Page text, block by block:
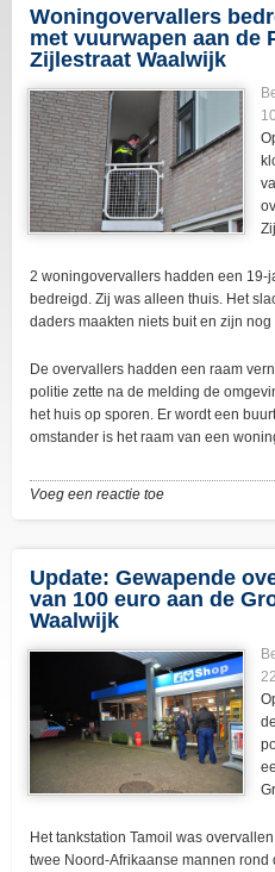
Woningovervallers
met vuurwapen aan de
Zijlestraat Waalwijk
2 woningovervallers hadden een 19-
bedreigd. Zij was alleen thuis. Het
daders maakten niets buit en zijn
De overvallers hadden een raam
politie zette na de melding de
het huis op sporen. Er wordt een
omstander is het raam van een
Voeg een reactie toe
Update: Gewapende
van 100 euro aan de
Waalwijk
Het tankstation Tamoil was
twee Noord-Afrikaanse mannen